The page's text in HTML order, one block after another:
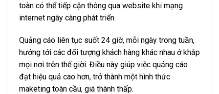
toàn có thể tiếp cận thông qua website khi mạng
internet ngày càng phát triển.
Quảng cáo liên tục suốt 24 giờ, mỗi ngày trong tuần,
hướng tới các đối tượng khách hàng khác nhau ở khắp
mọi nơi trên thế giời. Điều này giúp việc quảng cáo
đạt hiệu quả cao hơn, trở thành một hình thức
maketing toàn cầu, giá thành thấp.